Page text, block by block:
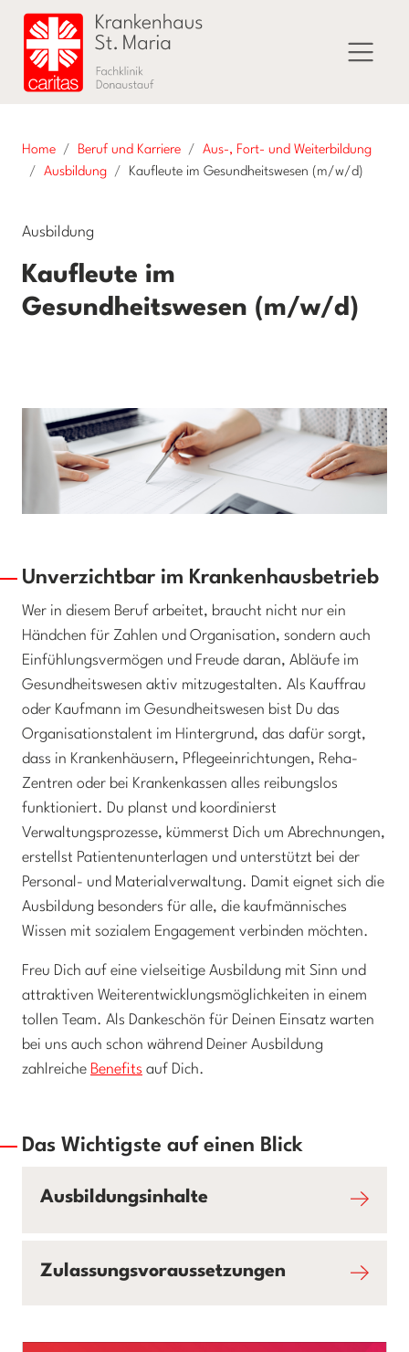
Home Beruf und Karriere
Aus-, Fort- und Weiterbildung
Ausbildung
Kaufleute im Gesundheitswesen (m/w/d)
Ausbildung
Kaufleute im
Gesundheitswesen (m/w/d)
Unverzichtbar im Krankenhausbetrieb
Wer in diesem Beruf arbeitet, braucht nicht nur ein
Händchen für Zahlen und Organisation, sondern auch
Einfühlungsvermögen und Freude daran, Abläufe im
Gesundheitswesen aktiv mitzugestalten. Als Kauffrau
oder Kaufmann im Gesundheitswesen bist Du das
Organisationstalent im Hintergrund, das dafür sorgt,
dass in Krankenhäusern, Pflegeeinrichtungen, Reha-
Zentren oder bei Krankenkassen alles reibungslos
funktioniert. Du planst und koordinierst
Verwaltungsprozesse, kümmerst Dich um Abrechnungen,
erstellst Patientenunterlagen und unterstützt bei der
Personal- und Materialverwaltung. Damit eignet sich die
Ausbildung besonders für alle, die kaufmännisches
Wissen mit sozialem Engagement verbinden möchten.
Freu Dich auf eine vielseitige Ausbildung mit Sinn und
attraktiven Weiterentwicklungsmöglichkeiten in einem
tollen Team. Als Dankeschön für Deinen Einsatz warten
bei uns auch schon während Deiner Ausbildung
zahlreiche Benefits auf Dich.
Das Wichtigste auf einen Blick
Ausbildungsinhalte
Zulassungsvoraussetzungen